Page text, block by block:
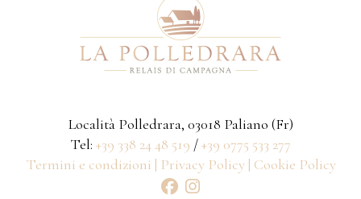
Località Polledrara, 03018 Paliano (Fr)
Tel: +39 338 24 48 519 /+39 0775 533 277
Termini e condizioni | Privacy Policy | Cookie Policy